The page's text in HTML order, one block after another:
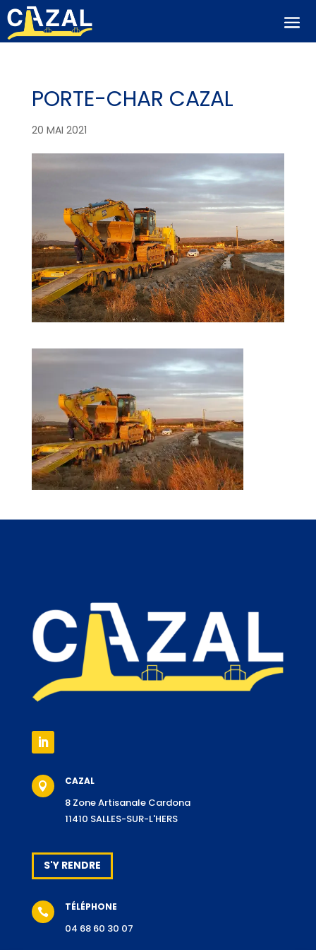
PORTE-CHAR CAZAL
20 MAI 2021
 CAZAL
8 Zone Artisanale Cardona
11410 SALLES-SUR-L'HERS
S'Y RENDRE
 TÉLÉPHONE
04 68 60 30 07